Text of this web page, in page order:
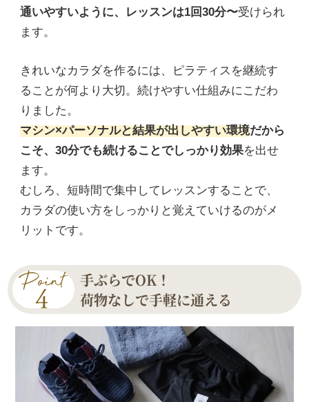
通いやすいように、レッスンは1回30分〜受けられ
ます。
きれいなカラダを作るには、ピラティスを継続す
ることが何より大切。続けやすい仕組みにこだわ
りました。
マシン×パーソナルと結果が出しやすい環境だから
こそ、30分でも続けることでしっかり効果を出せ
ます。
むしろ、短時間で集中してレッスンすることで、
カラダの使い方をしっかりと覚えていけるのがメ
リットです。
手ぶらでOK！
荷物なしで手軽に通える